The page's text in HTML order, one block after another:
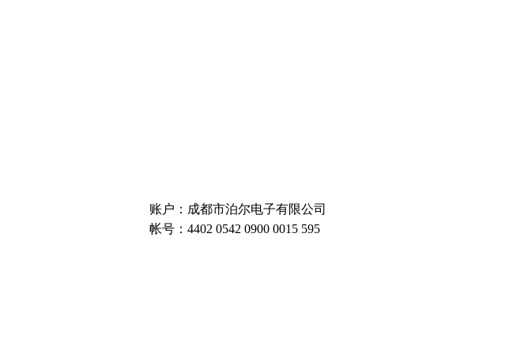
账户：成都市泊尔电子有限公司
帐号：4402 0542 0900 0015 595